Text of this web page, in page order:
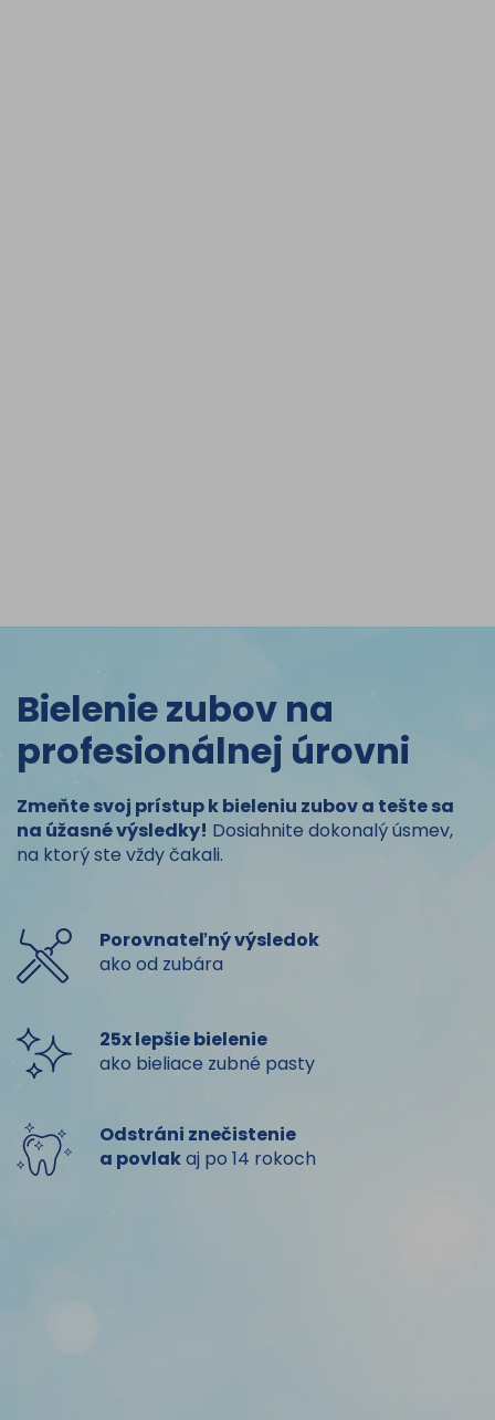
Bielenie zubov na
profesionálnej úrovni
Zmeňte svoj prístup k bieleniu zubov a tešte sa
na úžasné výsledky! Dosiahnite dokonalý úsmev,
na ktorý ste vždy čakali.
Porovnateľný výsledok
ako od zubára
25x lepšie bielenie
ako bieliace zubné pasty
Odstráni znečistenie
a povlakaj po 14 rokoch